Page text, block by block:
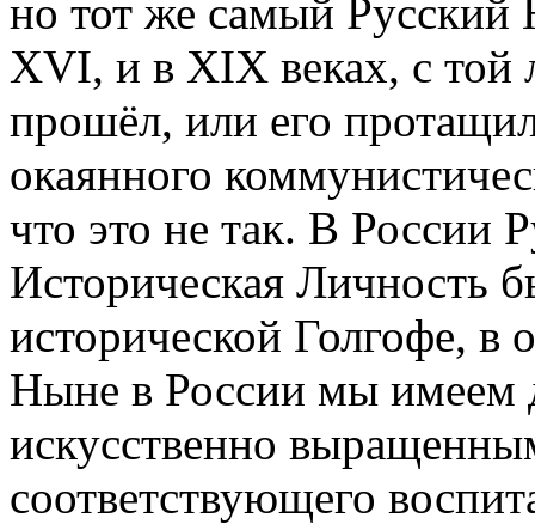
но тот же самый
XVI, и в XIX веках, с той
прошёл, или его
окаянного
что это не так. В России
Историческая Личность
исторической Голгофе, в
Ныне в России мы имеем
искусственно
соответствующего